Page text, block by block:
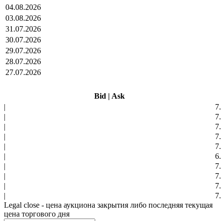
04.08.2026
03.08.2026
31.07.2026
30.07.2026
29.07.2026
28.07.2026
27.07.2026
Bid | Ask
|
|
|
|
|
|
|
|
|
|
Legal close - цена аукциона закрытия либо последняя текущая
цена торгового дня